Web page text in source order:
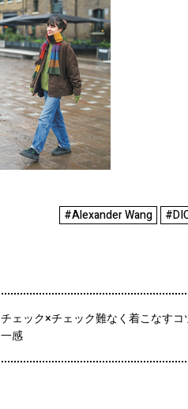
#Alexander Wang
チェック×チェック難なく着こなすコ
一感